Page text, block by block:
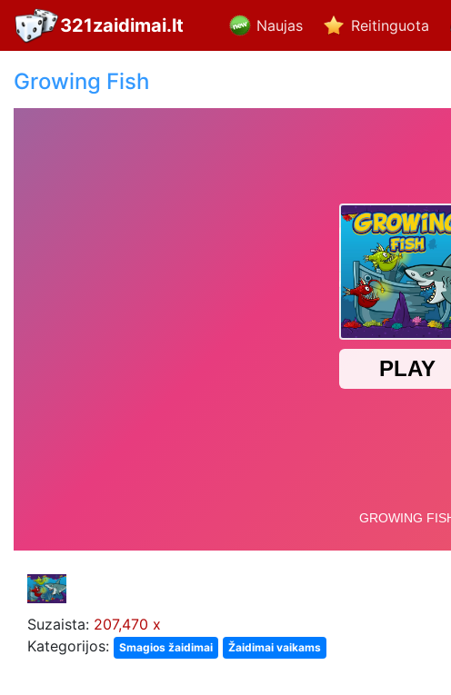
321zaidimai.lt Naujas Reitinguota
Growing Fish
Suzaista: 207,470 x
Kategorijos:
Smagios žaidimai Žaidimai vaikams